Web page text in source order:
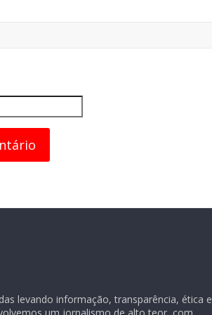
levando informação, transparência, ética e